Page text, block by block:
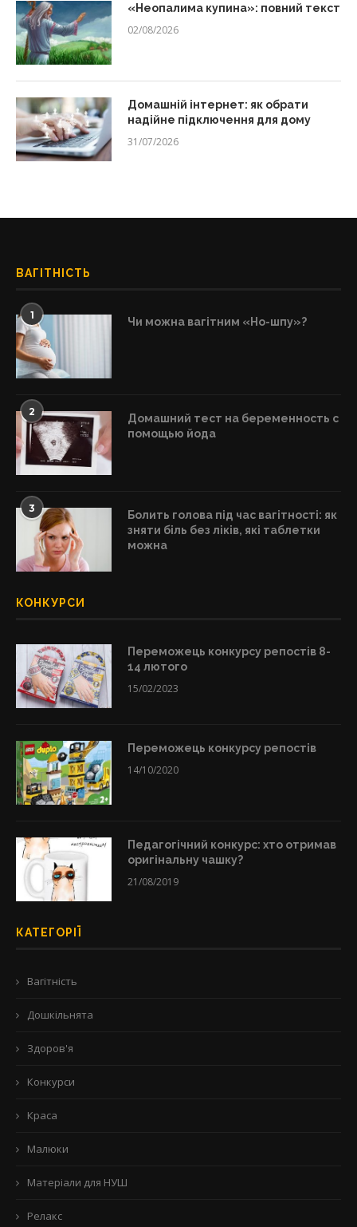
«Неопалима купина»: повний текст
02/08/2026
Домашній інтернет: як обрати
надійне підключення для дому
31/07/2026
ВАГІТНІСТЬ
1 Чи можна вагітним «Но-шпу»?
2
Домашний тест на беременность с
помощью йода
3
Болить голова під час вагітності: як
зняти біль без ліків, які таблетки
можна
КОНКУРСИ
Переможець конкурсу репостів 8-
14 лютого
15/02/2023
Переможець конкурсу репостів
14/10/2020
Педагогічний конкурс: хто отримав
оригінальну чашку?
21/08/2019
КАТЕГОРІЇ
Вагітність
Дошкільнята
Здоров'я
Конкурси
Краса
Малюки
Матеріали для НУШ
Релакс